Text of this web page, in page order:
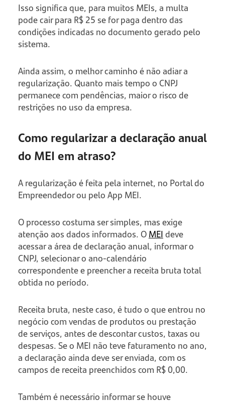
Isso significa que, para muitos MEIs, a multa
pode cair para R$ 25 se for paga dentro das
condições indicadas no documento gerado pelo
sistema.
Ainda assim, o melhor caminho é não adiar a
regularização. Quanto mais tempo o CNPJ
permanece com pendências, maior o risco de
restrições no uso da empresa.
Como regularizar a declaração anual
do MEI em atraso?
A regularização é feita pela internet, no Portal do
Empreendedor ou pelo App MEI.
O processo costuma ser simples, mas exige
atenção aos dados informados. OMEIdeve
acessar a área de declaração anual, informar o
CNPJ, selecionar o ano-calendário
correspondente e preencher a receita bruta total
obtida no período.
Receita bruta, neste caso, é tudo o que entrou no
negócio com vendas de produtos ou prestação
de serviços, antes de descontar custos, taxas ou
despesas. Se o MEI não teve faturamento no ano,
a declaração ainda deve ser enviada, com os
campos de receita preenchidos com R$ 0,00.
Também é necessário informar se houve